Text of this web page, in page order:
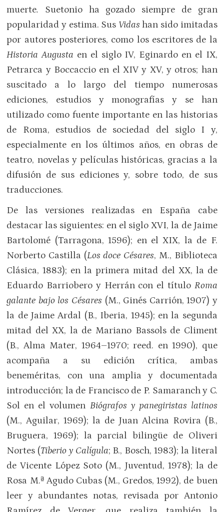
muerte. Suetonio ha gozado siempre de gran
popularidad y estima. Sus Vidas han sido imitadas
por autores posteriores, como los escritores de la
Historia Augusta en el siglo IV, Eginardo en el IX,
Petrarca y Boccaccio en el XIV y XV, y otros; han
suscitado a lo largo del tiempo numerosas
ediciones, estudios y monografías y se han
utilizado como fuente importante en las historias
de Roma, estudios de sociedad del siglo I y,
especialmente en los últimos años, en obras de
teatro, novelas y películas históricas, gracias a la
difusión de sus ediciones y, sobre todo, de sus
traducciones.
De las versiones realizadas en España cabe
destacar las siguientes: en el siglo XVI, la de Jaime
Bartolomé (Tarragona, 1596); en el XIX, la de F.
Norberto Castilla (Los doce Césares, M., Biblioteca
Clásica, 1883); en la primera mitad del XX, la de
Eduardo Barriobero y Herrán con el título Roma
galante bajo los Césares (M., Ginés Carrión, 1907) y
la de Jaime Ardal (B., Iberia, 1945); en la segunda
mitad del XX, la de Mariano Bassols de Climent
(B., Alma Mater, 1964–1970; reed. en 1990), que
acompaña a su edición crítica, ambas
beneméritas, con una amplia y documentada
introducción; la de Francisco de P. Samaranch y C.
Sol en el volumen Biógrafos y panegiristas latinos
(M., Aguilar, 1969); la de Juan Alcina Rovira (B.,
Bruguera, 1969); la parcial bilingüe de Oliveri
Nortes (Tiberio y Calígula; B., Bosch, 1983); la literal
de Vicente López Soto (M., Juventud, 1978); la de
Rosa M.ª Agudo Cubas (M., Gredos, 1992), de buen
leer y abundantes notas, revisada por Antonio